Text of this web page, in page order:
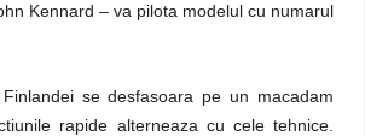
Kennard – va pilota modelul cu numarul
se desfasoara pe un macadam
rapide alterneaza cu cele tehnice.